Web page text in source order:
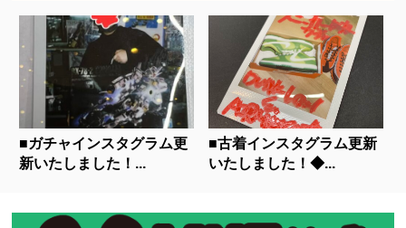
■ガチャインスタグラム更
新いたしました！...
■古着インスタグラム更新
いたしました！◆...